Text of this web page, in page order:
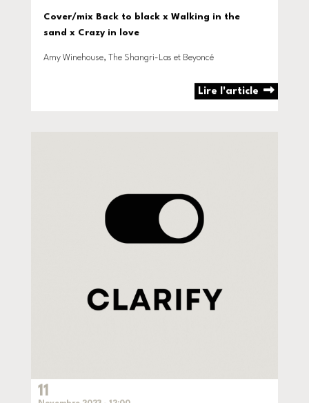
Cover/mix Back to black x Walking in the
sand x Crazy in love
Amy Winehouse, The Shangri-Las et Beyoncé
Lire l'article
11